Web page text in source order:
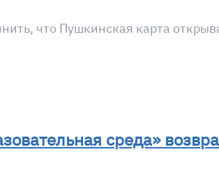
что Пушкинская карта
среда»